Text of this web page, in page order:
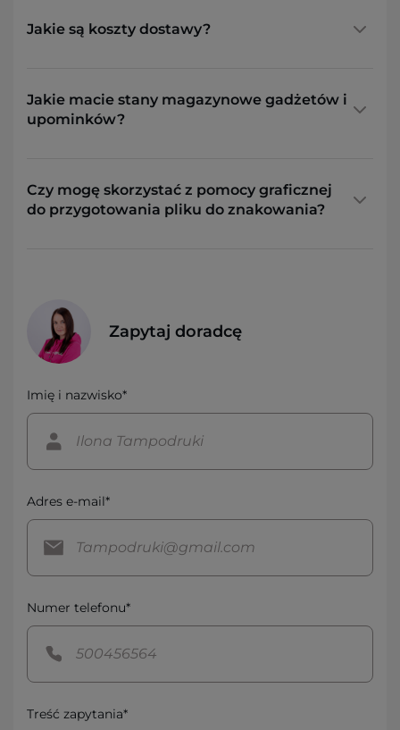
Jakie są koszty dostawy?
Jakie macie stany magazynowe gadżetów i
upominków?
Czy mogę skorzystać z pomocy graficznej
do przygotowania pliku do znakowania?
Zapytaj doradcę
Imię i nazwisko*
Adres e-mail*
Numer telefonu*
Treść zapytania*